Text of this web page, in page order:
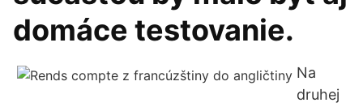
domáce testovanie.
Na
druhej